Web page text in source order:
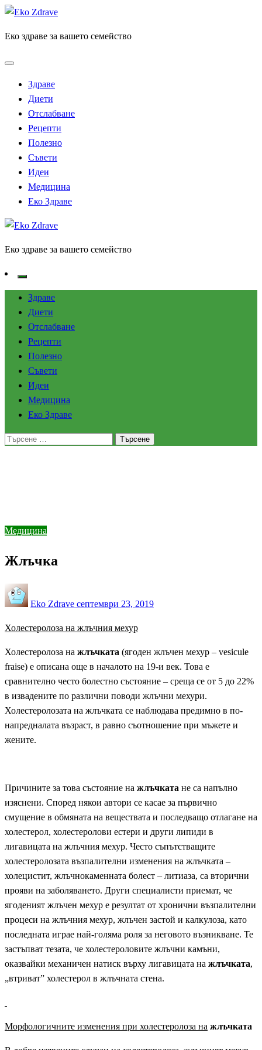
Skip
content
Еко здраве за вашето семейство
Здраве
Диети
Отслабване
Рецепти
Полезно
Съвети
Идеи
Медицина
Еко Здраве
Еко здраве за вашето семейство
Здраве
Диети
Отслабване
Рецепти
Полезно
Съвети
Идеи
Медицина
Еко Здраве
Търсене
Медицина
Жлъчка
Eko Zdrave on
септември 23, 2019
Холестеролоза на жлъчния мехур
Холестеролоза на жлъчката (ягоден жлъчен мехур – vesicule
fraise) е описана още в началото на 19-и век. Това е
сравнително често болестно състояние – среща се от 5 до 22%
в извадените по раз­лични поводи жлъчни мехури.
Холестеролозата на жлъчката се наблюдава предимно в по-
напредна­лата възраст, в равно съотношение при мъжете и
жените.
Причините за това състояние на жлъчката не са напълно
изяснени. Според някои автори се касае за първично
смущение в обмяната на веществата и последващо отлагане на
холестерол, холестеролови естери и други липиди в
лигавицата на жлъчния мехур. Често съпътстващите
холестеролозата възпалителни изменения на жлъчката –
холецистит, жлъчнокаменната болест – литиаза, са вторични
прояви на заболяването. Други специалисти приемат, че
ягоденият жлъчен мехур е резултат от хронични въз­палителни
процеси на жлъчния мехур, жлъчен застой и калкулоза, като
последната играе най-голяма роля за неговото възникване. Те
застъпват тезата, че холестероловите жлъчни камъни,
оказвайки механичен натиск върху лигавицата на жлъчката,
„втриват” холестерол в жлъчната стена.
Морфологичните изменения при холестеролоза на жлъчката